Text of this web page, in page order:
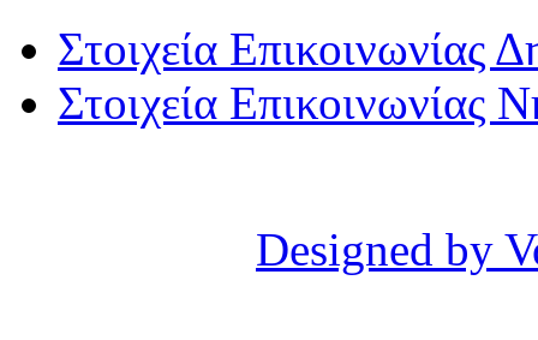
Στοιχεία Επικοινωνίας
Στοιχεία Επικοινωνίας
Designed by